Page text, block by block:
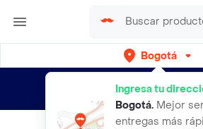
Bogotá
Ingresa tu
Bogotá. Mejor
entregas más
envíos gratis por semanas